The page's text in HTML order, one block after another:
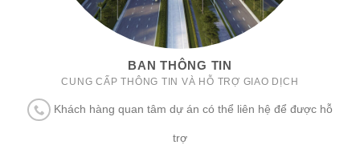
BAN THÔNG TIN
CUNG CẤP THÔNG TIN VÀ HỖ TRỢ GIAO DỊCH
Khách hàng quan tâm dự án có thể liên hệ để được hỗ
trợ